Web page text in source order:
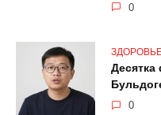
0
Десятка
0